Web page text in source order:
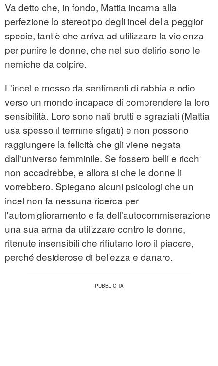
Va detto che, in fondo, Mattia incarna alla
perfezione lo stereotipo degli incel della peggior
specie, tant'è che arriva ad utilizzare la violenza
per punire le donne, che nel suo delirio sono le
nemiche da colpire.
L'incel è mosso da sentimenti di rabbia e odio
verso un mondo incapace di comprendere la loro
sensibilità. Loro sono nati brutti e sgraziati (Mattia
usa spesso il termine sfigati) e non possono
raggiungere la felicità che gli viene negata
dall'universo femminile. Se fossero belli e ricchi
non accadrebbe, e allora si che le donne li
vorrebbero. Spiegano alcuni psicologi che un
incel non fa nessuna ricerca per
l'automiglioramento e fa dell'autocommiserazione
una sua arma da utilizzare contro le donne,
ritenute insensibili che rifiutano loro il piacere,
perché desiderose di bellezza e danaro.